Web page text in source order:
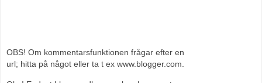
OBS! Om kommentarsfunktionen frågar efter en
url; hitta på något eller ta t ex www.blogger.com.